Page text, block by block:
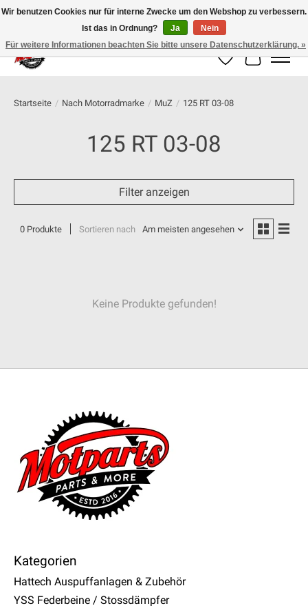
100% schweizer Onlineshop für Dein Motorrad
Wunschzettel
Ihr
Startseite / Nach Motorradmarke / MuZ / 125 RT 03-08
125 RT 03-08
Filter anzeigen
0 Produkte Sortieren nach Am meisten angesehen
Keine Produkte gefunden!
Kategorien
Hattech Auspuffanlagen & Zubehör
YSS Federbeine / Stossdämpfer
Wir benutzen Cookies nur für interne Zwecke um den Webshop zu verbessern.
Ist das in Ordnung?
Ja
Nein
Für weitere Informationen beachten Sie bitte unsere Datenschutzerklärung. »